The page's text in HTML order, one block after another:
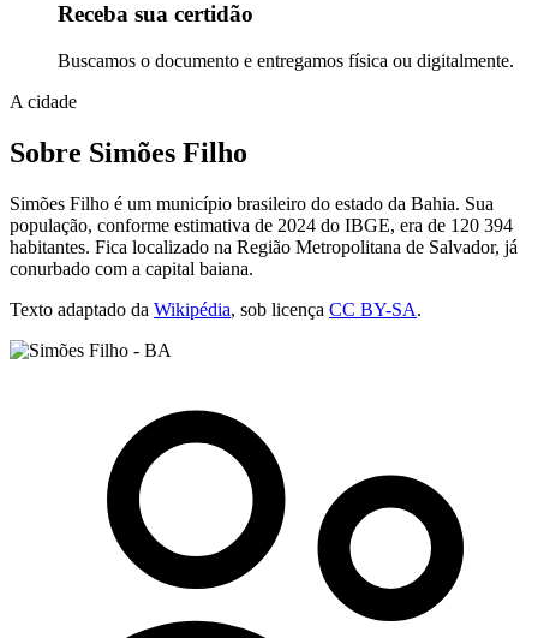
Receba sua certidão
Buscamos o documento e entregamos física ou digitalmente.
A cidade
Sobre Simões Filho
Simões Filho é um município brasileiro do estado da Bahia. Sua
população, conforme estimativa de 2024 do IBGE, era de 120 394
habitantes. Fica localizado na Região Metropolitana de Salvador, já
conurbado com a capital baiana.
Texto adaptado da Wikipédia, sob licença CC BY-SA.